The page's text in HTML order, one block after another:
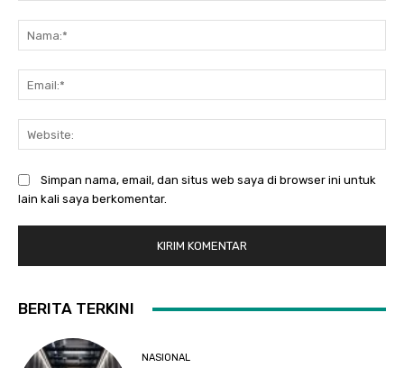
Simpan nama, email, dan situs web saya di browser ini untuk
lain kali saya berkomentar.
BERITA TERKINI
NASIONAL